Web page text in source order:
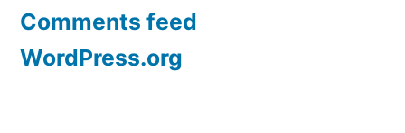
Comments feed
WordPress.org